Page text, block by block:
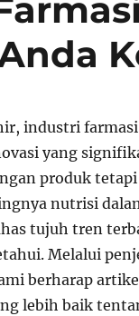
industri
yang
produk
nutrisi
tujuh tren
Melalui
berharap
lebih baik